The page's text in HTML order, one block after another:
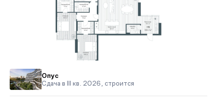
Опус
Сдача в III кв. 2026, строится